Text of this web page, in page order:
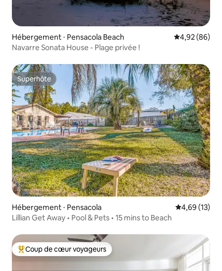
Hébergement ⋅ Pensacola Beach Évaluation
4,92 (86)
Navarre Sonata House - Plage privée !
Superhôte
Superhôte
Hébergement ⋅ Pensacola Évaluation
4,69 (13)
Lillian Get Away • Pool & Pets • 15 mins to Beach
Coups de cœur voyageurs les plus appréciés
Coup de cœur voyageurs